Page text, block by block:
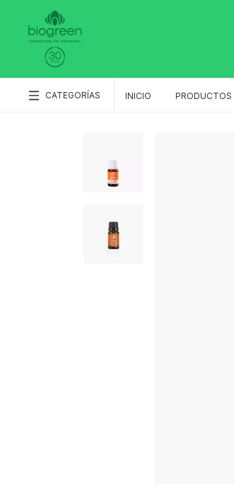
CATEGORÍAS INICIO PRODUCTOS